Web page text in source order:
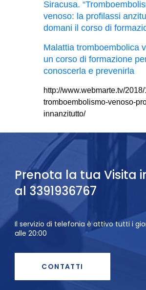
Siracusa.
venoso: la profilassi
domani il corso di
Malattia tromboembolica
un corso di formazione
conoscerla e prevenirla
http://www.webmarte.tv/
tromboembolismo-venoso-
innanzitutto/
Prenota la tua Visita
al 3391936767
Il servizio di telefonia è attivo tutti i
alle 20:00
CONTATTI